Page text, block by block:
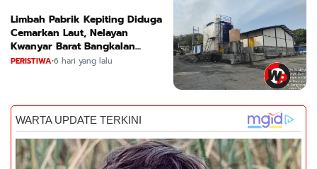
Limbah Pabrik Kepiting Diduga
Cemarkan Laut, Nelayan
Kwanyar Barat Bangkalan
Desak DLH Turun Tangan
PERISTIWA•6 hari yang lalu